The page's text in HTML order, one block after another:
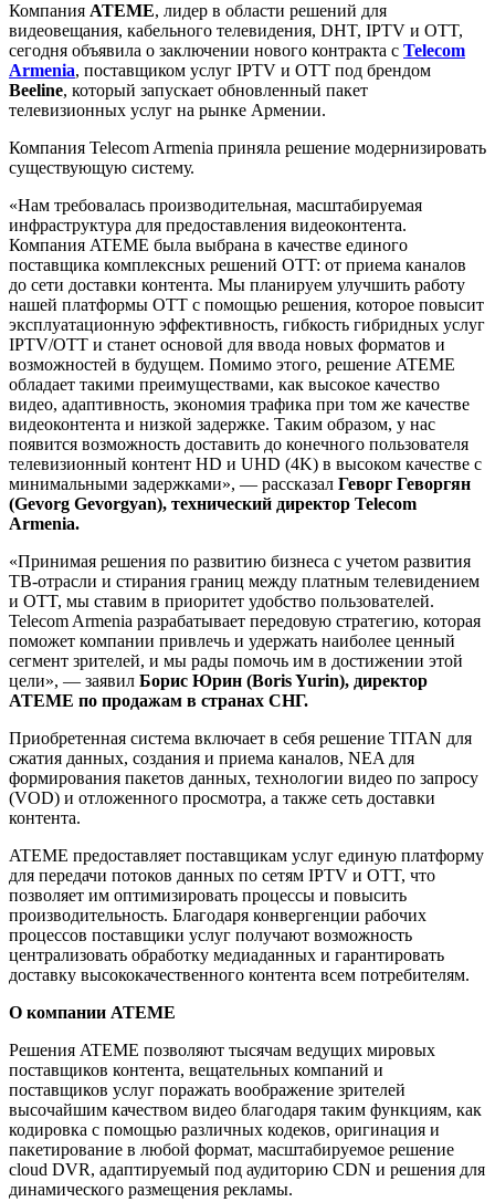
Компания ATEME, лидер в области решений для
видеовещания, кабельного телевидения, DHT, IPTV и OTT,
сегодня объявила о заключении нового контракта с Telecom
Armenia, поставщиком услуг IPTV и OTT под брендом
Beeline, который запускает обновленный пакет
телевизионных услуг на рынке Армении.
Компания Telecom Armenia приняла решение модернизировать
существующую систему.
«Нам требовалась производительная, масштабируемая
инфраструктура для предоставления видеоконтента.
Компания ATEME была выбрана в качестве единого
поставщика комплексных решений OTT: от приема каналов
до сети доставки контента. Мы планируем улучшить работу
нашей платформы OTT с помощью решения, которое повысит
эксплуатационную эффективность, гибкость гибридных услуг
IPTV/OTT и станет основой для ввода новых форматов и
возможностей в будущем. Помимо этого, решение ATEME
обладает такими преимуществами, как высокое качество
видео, адаптивность, экономия трафика при том же качестве
видеоконтента и низкой задержке. Таким образом, у нас
появится возможность доставить до конечного пользователя
телевизионный контент HD и UHD (4K) в высоком качестве с
минимальными задержками», — рассказал Геворг Геворгян
(Gevorg Gevorgyan), технический директор Telecom
Armenia.
«Принимая решения по развитию бизнеса с учетом развития
ТВ-отрасли и стирания границ между платным телевидением
и OTT, мы ставим в приоритет удобство пользователей.
Telecom Armenia разрабатывает передовую стратегию, которая
поможет компании привлечь и удержать наиболее ценный
сегмент зрителей, и мы рады помочь им в достижении этой
цели», — заявил Борис Юрин (Boris Yurin), директор
ATEME по продажам в странах СНГ.
Приобретенная система включает в себя решение TITAN для
сжатия данных, создания и приема каналов, NEA для
формирования пакетов данных, технологии видео по запросу
(VOD) и отложенного просмотра, а также сеть доставки
контента.
ATEME предоставляет поставщикам услуг единую платформу
для передачи потоков данных по сетям IPTV и OTT, что
позволяет им оптимизировать процессы и повысить
производительность. Благодаря конвергенции рабочих
процессов поставщики услуг получают возможность
централизовать обработку медиаданных и гарантировать
доставку высококачественного контента всем потребителям.
О компании ATEME
Решения ATEME позволяют тысячам ведущих мировых
поставщиков контента, вещательных компаний и
поставщиков услуг поражать воображение зрителей
высочайшим качеством видео благодаря таким функциям, как
кодировка с помощью различных кодеков, оригинация и
пакетирование в любой формат, масштабируемое решение
cloud DVR, адаптируемый под аудиторию CDN и решения для
динамического размещения рекламы.